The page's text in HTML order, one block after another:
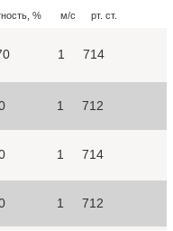
%
м/с
рт. ст.
1 714
1 712
1 714
1 712